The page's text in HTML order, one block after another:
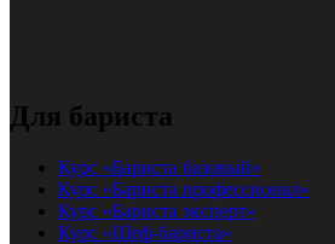
Для бариста
Курс «Бариста базовый»
Курс «Бариста профессионал»
Курс «Бариста эксперт»
Курс «Шеф-бариста»